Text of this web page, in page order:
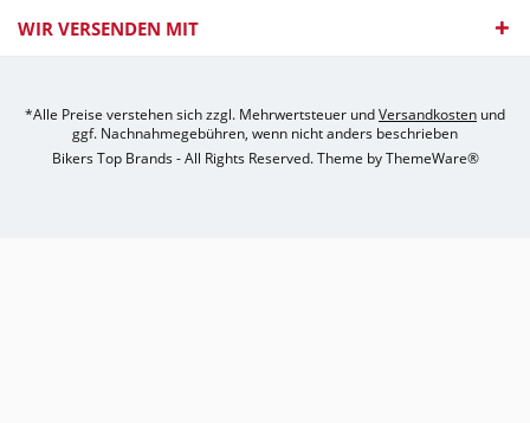
WIR VERSENDEN MIT
*Alle Preise verstehen sich zzgl. Mehrwertsteuer undVersandkosten und
ggf. Nachnahmegebühren, wenn nicht anders beschrieben
Bikers Top Brands - All Rights Reserved. Theme byThemeWare®